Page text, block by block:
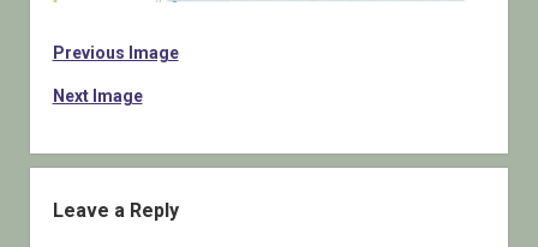
Previous Image
Next Image
Leave a Reply